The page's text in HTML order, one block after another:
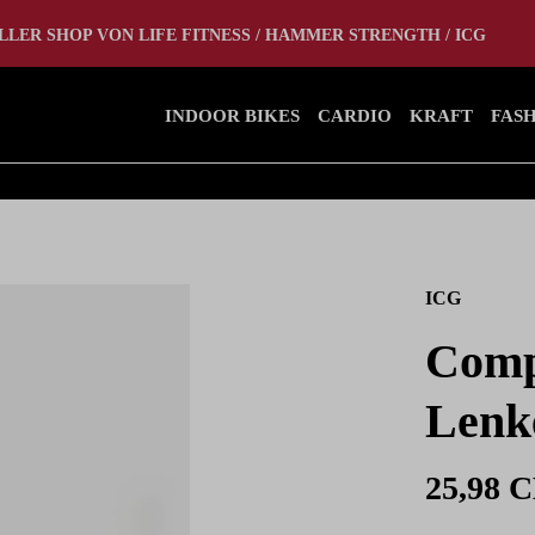
SHOP VON LIFE FITNESS / HAMMER STRENGTH / ICG
INDOOR BIKES CARDIO KRAFT
ICG
25,98